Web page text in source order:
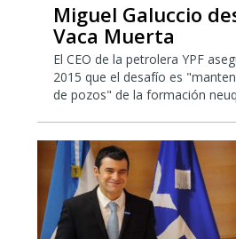
Miguel Galuccio
Vaca Muerta
El CEO de la petrolera YPF
2015 que el desafío es
de pozos" de la formación